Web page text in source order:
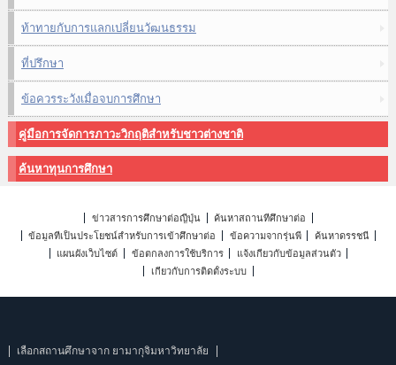
ท้าทายกับการแลกเปลี่ยนวัฒนธรรม
ที่ปรึกษา
ข้อควรระวังเมื่อจบการศึกษา
คู่มือการจัดการภาวะวิกฤติสำหรับชาวต่างชาติ
ค้นหาทุนการศึกษา
ข่าวสารการศึกษาต่อญี่ปุ่น
ค้นหาสถานที่ศึกษาต่อ
ข้อมูลที่เป็นประโยชน์สำหรับการเข้าศึกษาต่อ
ข้อความจากรุ่นพี่
ค้นหาดรรชนี
แผนผังเว็บไซต์
ข้อตกลงการใช้บริการ
แจ้งเกี่ยวกับข้อมูลส่วนตัว
เกี่ยวกับการติดตั้งระบบ
เลือกสถานศึกษาจาก ยามากุจิมหาวิทยาลัย